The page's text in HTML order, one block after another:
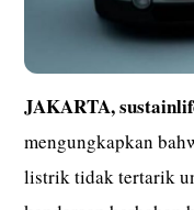
JAKARTA,
mengungkapkan
listrik tidak tertarik